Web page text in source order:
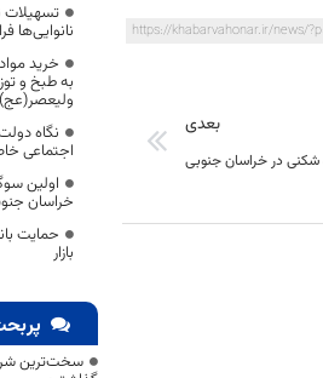
https://khabarvahonar.ir/news/
بعدی
شکنی در خراسان جنوبی
تسهیلات
نانوایی‌ها
خرید
به طبخ و
ولیعصر(عج)
نگاه
اجتماعی
اولین
خراسان
حمایت
بازار
سخت‌ترین